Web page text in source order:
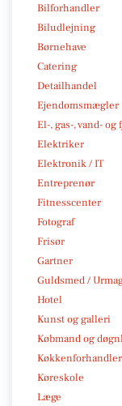
Bilforhandler
Biludlejning
Børnehave
Catering
Detailhandel
Ejendomsmægler
El-, gas-, vand-
Elektriker
Elektronik / IT
Entreprenør
Fitnesscenter
Fotograf
Frisør
Gartner
Guldsmed /
Hotel
Kunst og galleri
Købmand og
Køkkenforhandler
Køreskole
Læge